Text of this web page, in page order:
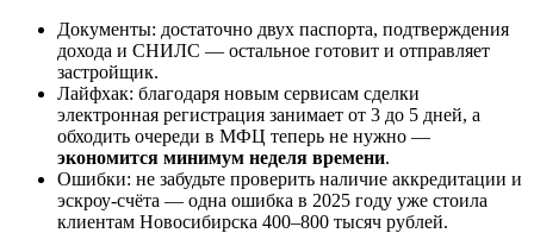
Документы: достаточно двух паспорта, подтверждения
дохода и СНИЛС — остальное готовит и отправляет
застройщик.
Лайфхак: благодаря новым сервисам сделки
электронная регистрация занимает от 3 до 5 дней, а
обходить очереди в МФЦ теперь не нужно —
экономится минимум неделя времени.
Ошибки: не забудьте проверить наличие аккредитации и
эскроу-счёта — одна ошибка в 2025 году уже стоила
клиентам Новосибирска 400–800 тысяч рублей.